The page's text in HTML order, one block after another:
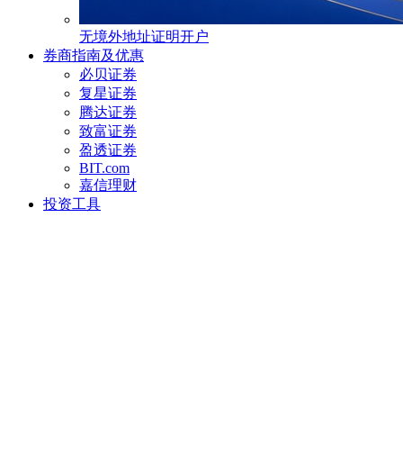
无境外地址证明开户
券商指南及优惠
必贝证券
复星证券
腾达证券
致富证券
盈透证券
BIT.com
嘉信理财
投资工具